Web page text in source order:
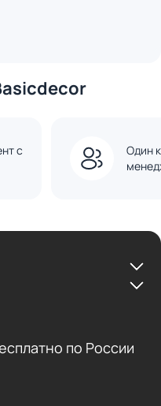
с
Один
по России